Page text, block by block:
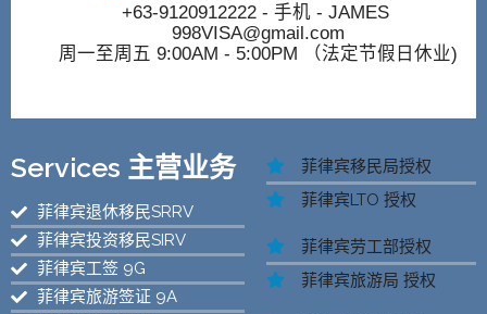
+63-9120912222- 手机 - JAMES
998VISA@gmail.com
周一至周五 9:00AM - 5:00PM （法定节假日休业)
Services 主营业务
菲律宾退休移民SRRV
菲律宾投资移民SIRV
菲律宾工签 9G
菲律宾旅游签证 9A
菲律宾移民局授权
菲律宾LTO 授权
菲律宾劳工部授权
菲律宾旅游局 授权